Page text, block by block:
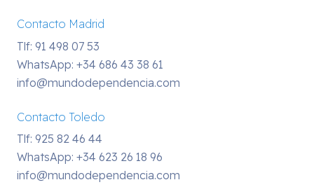
Contacto Madrid
Tlf: 91 498 07 53
WhatsApp: +34 686 43 38 61
info@mundodependencia.com
Contacto Toledo
Tlf: 925 82 46 44
WhatsApp: +34 623 26 18 96
info@mundodependencia.com